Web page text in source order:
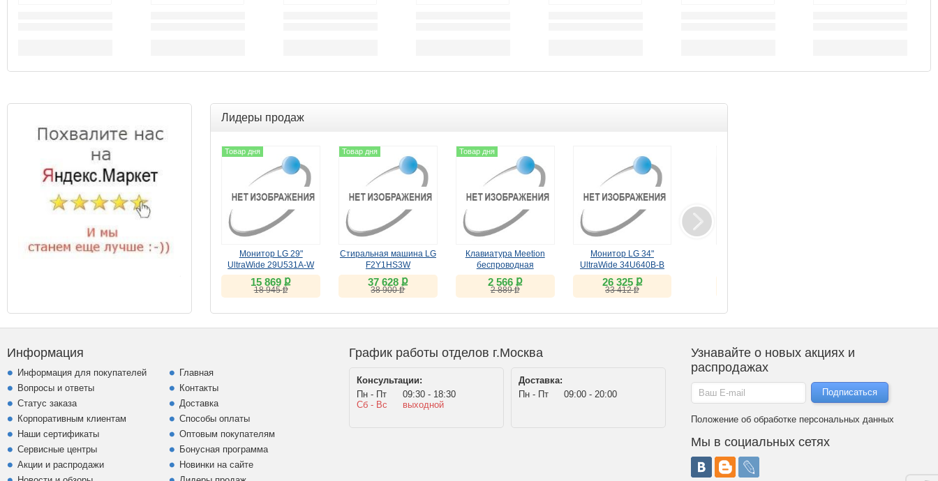
Лидеры продаж
Товар дня
Монитор LG 29"
UltraWide 29U531A-W
(IPS, 100Hz)
15 869ք
18 945ք
Товар дня
Стиральная машина LG
F2Y1HS3W
37 628 ք
38 900ք
Товар дня
Клавиатура Meetion
беспроводная
ножничная K230MW
чёрная
2 566 ք
2 889ք
Монитор LG 34"
UltraWide 34U640B-B
(VA, 144Hz)
26 325 ք
33 412ք
Информация
Информация для покупателей
Вопросы и ответы
Статус заказа
Корпоративным клиентам
Наши сертификаты
Сервисные центры
Акции и распродажи
Главная
Контакты
Доставка
Способы оплаты
Оптовым покупателям
Бонусная программа
Новинки на сайте
График работы отделов г.Москва
Консультации:
Пн - Пт
09:30 - 18:30
Сб - Вс
выходной
Доставка:
Пн - Пт
09:00 - 20:00
Узнавайте о новых акциях и
распродажах
Положение об обработке персональных данных
Мы в социальных сетях